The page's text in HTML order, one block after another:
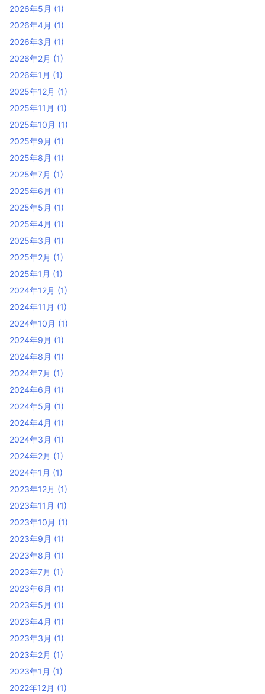
2026年5月 (1)
2026年4月 (1)
2026年3月 (1)
2026年2月 (1)
2026年1月 (1)
2025年12月 (1)
2025年11月 (1)
2025年10月 (1)
2025年9月 (1)
2025年8月 (1)
2025年7月 (1)
2025年6月 (1)
2025年5月 (1)
2025年4月 (1)
2025年3月 (1)
2025年2月 (1)
2025年1月 (1)
2024年12月 (1)
2024年11月 (1)
2024年10月 (1)
2024年9月 (1)
2024年8月 (1)
2024年7月 (1)
2024年6月 (1)
2024年5月 (1)
2024年4月 (1)
2024年3月 (1)
2024年2月 (1)
2024年1月 (1)
2023年12月 (1)
2023年11月 (1)
2023年10月 (1)
2023年9月 (1)
2023年8月 (1)
2023年7月 (1)
2023年6月 (1)
2023年5月 (1)
2023年4月 (1)
2023年3月 (1)
2023年2月 (1)
2023年1月 (1)
2022年12月 (1)